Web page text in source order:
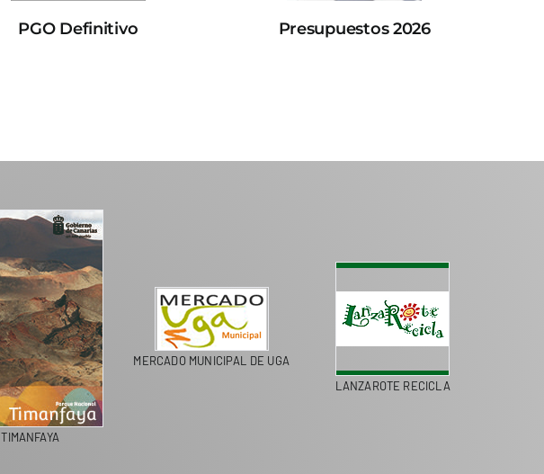
PGO Definitivo Presupuestos 2026
TIMANFAYA
MERCADO MUNICIPAL DE UGA
LANZAROTE RECICLA